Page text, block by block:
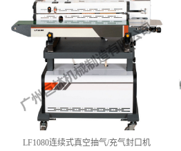
LF1080连续式真空抽气/充气封口机